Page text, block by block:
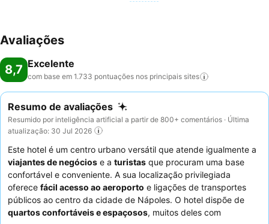
Avaliações
8,7 Excelente
com base em 1.733 pontuações nos principais sites
Resumo de avaliações
Resumido por inteligência artificial a partir de 800+ comentários · Última
atualização: 30 Jul 2026
Este hotel é um centro urbano versátil que atende igualmente a
viajantes de negócios e a turistas que procuram uma base
confortável e conveniente. A sua localização privilegiada
oferece fácil acesso ao aeroporto e ligações de transportes
públicos ao centro da cidade de Nápoles. O hotel dispõe de
quartos confortáveis e espaçosos, muitos deles com